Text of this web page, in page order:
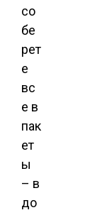
со
бе
рет
е
вс
е в
пак
ет
ы
– в
до